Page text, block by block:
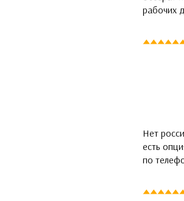
рабочих
Нет
есть
по